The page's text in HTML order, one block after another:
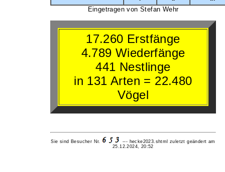
Eingetragen von Stefan Wehr
17.260 Erstfänge
4.789 Wiederfänge
441 Nestlinge
in 131 Arten = 22.480
Vögel
Sie sind Besucher Nr. --- hecke2023.shtml zuletzt geändert am
25.12.2024, 20:52